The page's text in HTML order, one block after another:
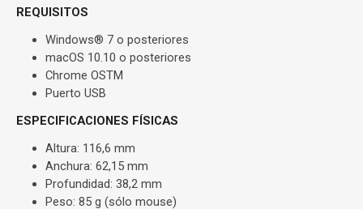
REQUISITOS
Windows® 7 o posteriores
macOS 10.10 o posteriores
Chrome OSTM
Puerto USB
ESPECIFICACIONES FÍSICAS
Altura: 116,6 mm
Anchura: 62,15 mm
Profundidad: 38,2 mm
Peso: 85 g (sólo mouse)